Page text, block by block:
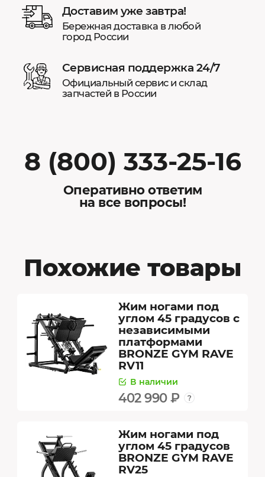
Доставим уже завтра!
Бережная доставка в любой
город России
Сервисная поддержка 24/7
Официальный сервис и склад
запчастей в России
8 (800) 333-25-16
Оперативно ответим
на все вопросы!
Похожие товары
Жим ногами под
углом 45 градусов с
независимыми
платформами
BRONZE GYM RAVE
RV11
В наличии
402 990 ₽
Жим ногами под
углом 45 градусов
BRONZE GYM RAVE
RV25